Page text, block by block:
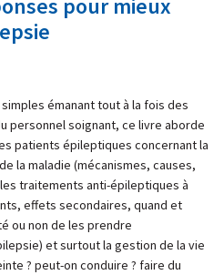
pour mieux
émanant tout à la fois des
personnel soignant, ce livre aborde
patients épileptiques concernant la
la maladie (mécanismes, causes,
traitements anti-épileptiques à
effets secondaires, quand et
ou non de les prendre
et surtout la gestion de la vie
? peut-on conduire ? faire du